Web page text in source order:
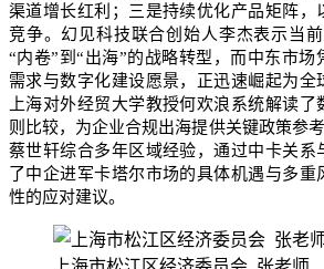
渠道增长红利；三是持续优化产品矩阵，
竞争。幻见科技联合创始人李杰表示当
“内卷”到“出海”的战略转型，而中东市场
需求与数字化建设愿景，正迅速崛起为全
上海对外经贸大学教授何欢浪系统解读
则比较，为企业合规出海提供关键政策参
蔡世轩综合多年区域经验，通过中卡关系
了中企进军卡塔尔市场的具体机遇与多重
性的应对建议。